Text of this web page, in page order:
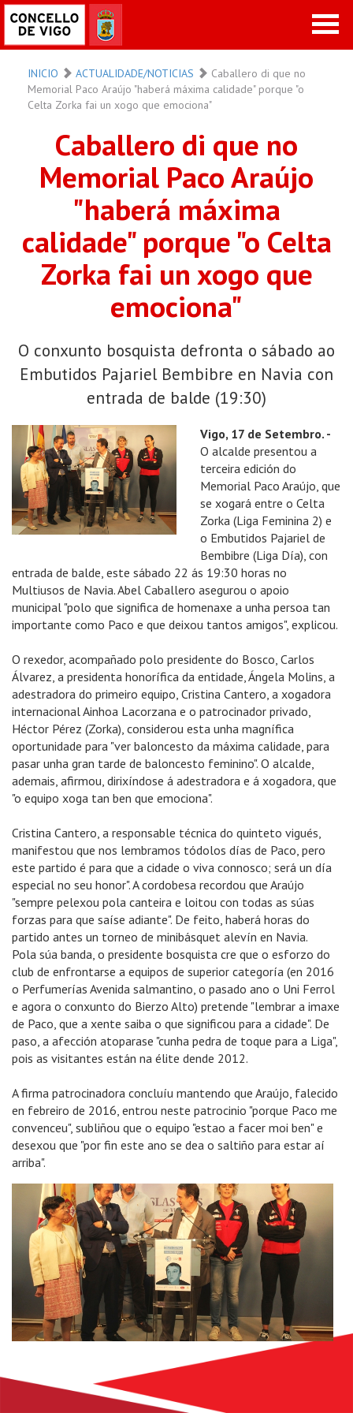
INICIO ACTUALIDADE/NOTICIAS
Caballero di que no
Memorial Paco Araújo "haberá máxima calidade" porque "o
Celta Zorka fai un xogo que emociona"
Caballero di que no
Memorial Paco Araújo
"haberá máxima
calidade" porque "o Celta
Zorka fai un xogo que
emociona"
O conxunto bosquista defronta o sábado ao
Embutidos Pajariel Bembibre en Navia con
entrada de balde (19:30)
Vigo, 17 de Setembro. -
O alcalde presentou a
terceira edición do
Memorial Paco Araújo, que
se xogará entre o Celta
Zorka (Liga Feminina 2) e
o Embutidos Pajariel de
Bembibre (Liga Día), con
entrada de balde, este sábado 22 ás 19:30 horas no
Multiusos de Navia. Abel Caballero asegurou o apoio
municipal "polo que significa de homenaxe a unha persoa tan
importante como Paco e que deixou tantos amigos", explicou.
O rexedor, acompañado polo presidente do Bosco, Carlos
Álvarez, a presidenta honorífica da entidade, Ángela Molins, a
adestradora do primeiro equipo, Cristina Cantero, a xogadora
internacional Ainhoa Lacorzana e o patrocinador privado,
Héctor Pérez (Zorka), considerou esta unha magnífica
oportunidade para "ver baloncesto da máxima calidade, para
pasar unha gran tarde de baloncesto feminino". O alcalde,
ademais, afirmou, dirixíndose á adestradora e á xogadora, que
"o equipo xoga tan ben que emociona".
Cristina Cantero, a responsable técnica do quinteto vigués,
manifestou que nos lembramos tódolos días de Paco, pero
este partido é para que a cidade o viva connosco; será un día
especial no seu honor". A cordobesa recordou que Araújo
"sempre pelexou pola canteira e loitou con todas as súas
forzas para que saíse adiante". De feito, haberá horas do
partido antes un torneo de minibásquet alevín en Navia.
Pola súa banda, o presidente bosquista cre que o esforzo do
club de enfrontarse a equipos de superior categoría (en 2016
o Perfumerías Avenida salmantino, o pasado ano o Uni Ferrol
e agora o conxunto do Bierzo Alto) pretende "lembrar a imaxe
de Paco, que a xente saiba o que significou para a cidade". De
paso, a afección atoparase "cunha pedra de toque para a Liga",
pois as visitantes están na élite dende 2012.
A firma patrocinadora concluíu mantendo que Araújo, falecido
en febreiro de 2016, entrou neste patrocinio "porque Paco me
convenceu", subliñou que o equipo "estao a facer moi ben" e
desexou que "por fin este ano se dea o saltiño para estar aí
arriba".